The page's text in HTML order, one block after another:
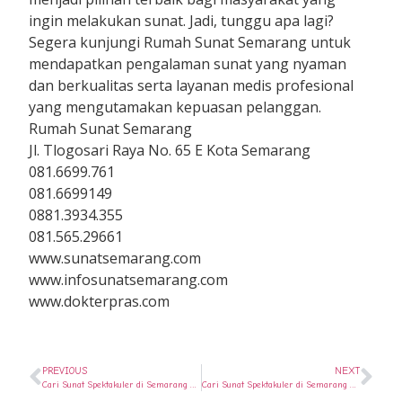
ingin melakukan sunat. Jadi, tunggu apa lagi?
Segera kunjungi Rumah Sunat Semarang untuk
mendapatkan pengalaman sunat yang nyaman
dan berkualitas serta layanan medis profesional
yang mengutamakan kepuasan pelanggan.
Rumah Sunat Semarang
Jl. Tlogosari Raya No. 65 E Kota Semarang
081.6699.761
081.6699149
0881.3934.355
081.565.29661
www.sunatsemarang.com
www.infosunatsemarang.com
www.dokterpras.com
PREVIOUS NEXT